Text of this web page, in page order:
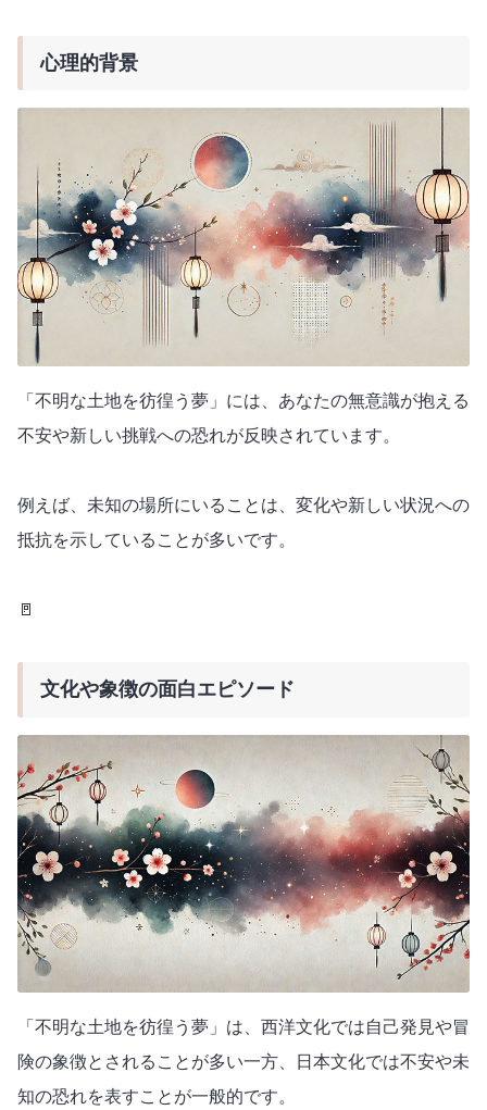
心理的背景
「不明な土地を彷徨う夢」には、あなたの無意識が抱える
不安や新しい挑戦への恐れが反映されています。
例えば、未知の場所にいることは、変化や新しい状況への
抵抗を示していることが多いです。
🚪
文化や象徴の面白エピソード
「不明な土地を彷徨う夢」は、西洋文化では自己発見や冒
険の象徴とされることが多い一方、日本文化では不安や未
知の恐れを表すことが一般的です。